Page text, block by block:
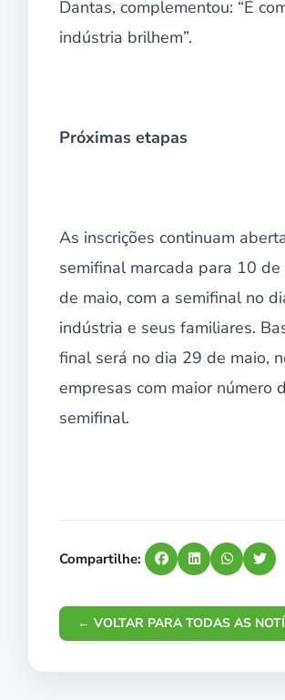
Dantas, complementou: “É
indústria brilhem”.
Próximas etapas
As inscrições continuam
semifinal marcada para 10
de maio, com a semifinal no
indústria e seus familiares.
final será no dia 29 de maio,
empresas com maior número
semifinal.
Compartilhe:
← VOLTAR PARA TODAS AS